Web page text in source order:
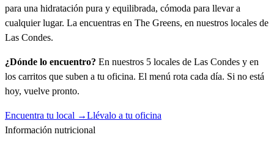
para una hidratación pura y equilibrada, cómoda para llevar a
cualquier lugar. La encuentras en The Greens, en nuestros locales de
Las Condes.
¿Dónde lo encuentro? En nuestros 5 locales de Las Condes y en
los carritos que suben a tu oficina. El menú rota cada día. Si no está
hoy, vuelve pronto.
Encuentra tu local →Llévalo a tu oficina
Información nutricional